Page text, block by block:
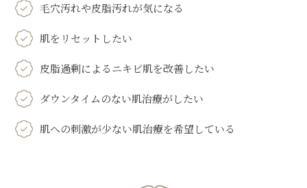
毛穴汚れや皮脂汚れが気になる
肌をリセットしたい
皮脂過剰によるニキビ肌を改善したい
ダウンタイムのない肌治療がしたい
肌への刺激が少ない肌治療を希望している